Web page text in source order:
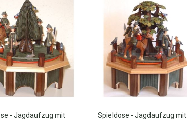
- Jagdaufzug mit
Spieldose - Jagdaufzug mit